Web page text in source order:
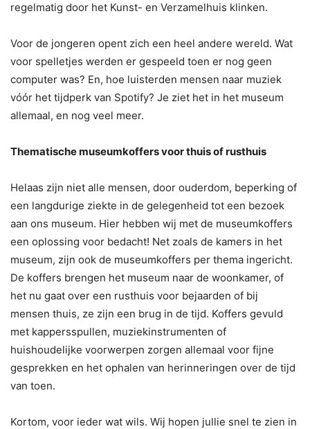
regelmatig door het Kunst- en Verzamelhuis klinken.
Voor de jongeren opent zich een heel andere wereld. Wat
voor spelletjes werden er gespeeld toen er nog geen
computer was? En, hoe luisterden mensen naar muziek
vóór het tijdperk van Spotify? Je ziet het in het museum
allemaal, en nog veel meer.
Thematische museumkoffers voor thuis of rusthuis
Helaas zijn niet alle mensen, door ouderdom, beperking of
een langdurige ziekte in de gelegenheid tot een bezoek
aan ons museum. Hier hebben wij met de museumkoffers
een oplossing voor bedacht! Net zoals de kamers in het
museum, zijn ook de museumkoffers per thema ingericht.
De koffers brengen het museum naar de woonkamer, of
het nu gaat over een rusthuis voor bejaarden of bij
mensen thuis, ze zijn een brug in de tijd. Koffers gevuld
met kappersspullen, muziekinstrumenten of
huishoudelijke voorwerpen zorgen allemaal voor fijne
gesprekken en het ophalen van herinneringen over de tijd
van toen.
Kortom, voor ieder wat wils. Wij hopen jullie snel te zien in